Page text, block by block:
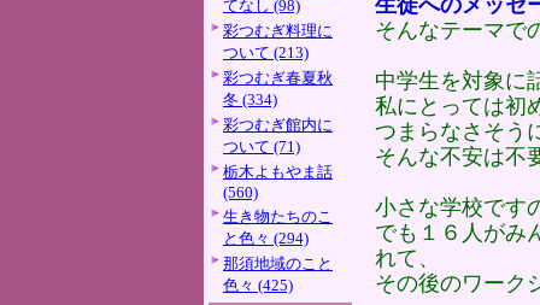
てなし (98)
彩つむぎ料理に
ついて (213)
彩つむぎ春夏秋
冬 (334)
彩つむぎ館内に
ついて (71)
栃木よもやま話
(560)
生き物たちのこ
と色々 (294)
那須地域のこと
色々 (425)
生徒へのメッセ
そんなテーマで
中学生を対象に
私にとっては初
つまらなさそう
そんな不安は不
小さな学校です
でも１６人がみ
れて、
その後のワーク